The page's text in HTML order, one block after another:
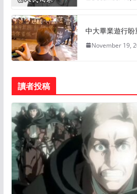
中大畢業遊行
November 19,
讀者投稿